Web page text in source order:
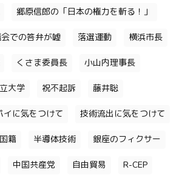
郷原信郎の「日本の権力を斬る！」
での答弁が嘘 落選運動 横浜市長
くさま委員長 小山内理事長
大学 祝不起訴 藤井聡
イに気をつけて 技術流出に気をつけて
籍 半導体技術 銀座のフィクサー
中国共産党 自由貿易 R-CEP